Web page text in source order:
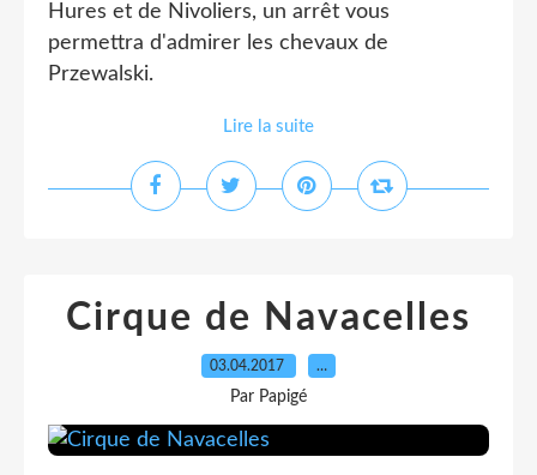
Hures et de Nivoliers, un arrêt vous
permettra d'admirer les chevaux de
Przewalski.
Lire la suite
Cirque de Navacelles
03.04.2017 …
Par Papigé